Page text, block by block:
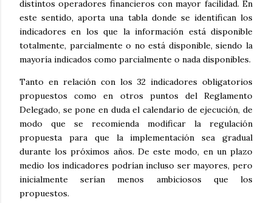
distintos operadores financieros con mayor facilidad. En
este sentido, aporta una tabla donde se identifican los
indicadores en los que la información está disponible
totalmente, parcialmente o no está disponible, siendo la
mayoría indicados como parcialmente o nada disponibles.
Tanto en relación con los 32 indicadores obligatorios
propuestos como en otros puntos del Reglamento
Delegado, se pone en duda el calendario de ejecución, de
modo que se recomienda modificar la regulación
propuesta para que la implementación sea gradual
durante los próximos años. De este modo, en un plazo
medio los indicadores podrían incluso ser mayores, pero
inicialmente serían menos ambiciosos que los
propuestos.